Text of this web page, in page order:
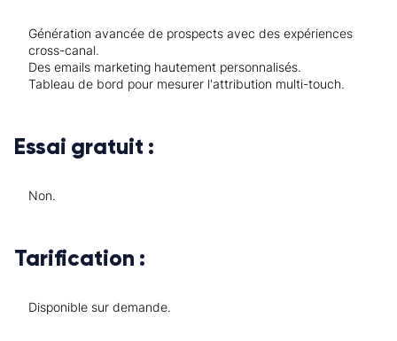
Génération avancée de prospects avec des expériences
cross-canal.
Des emails marketing hautement personnalisés.
Tableau de bord pour mesurer l'attribution multi-touch.
Essai gratuit :
Non.
Tarification :
Disponible sur demande.